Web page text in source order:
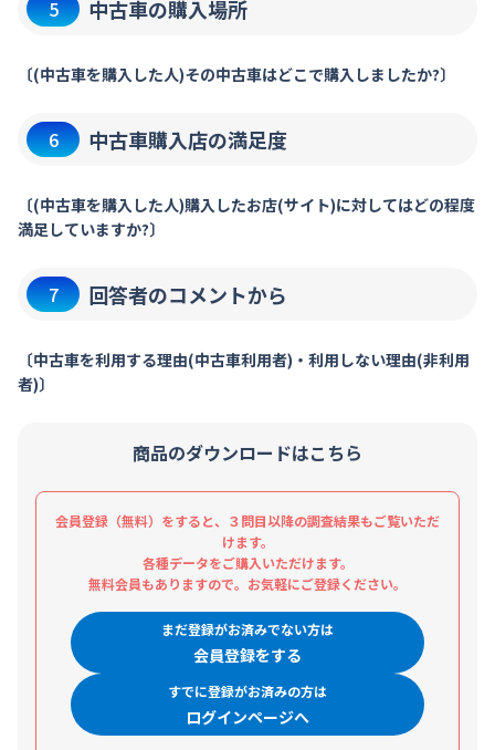
5 中古車の購入場所
〔(中古車を購入した人)その中古車はどこで購入しましたか?〕
6 中古車購入店の満足度
〔(中古車を購入した人)購入したお店(サイト)に対してはどの程度
満足していますか?〕
7 回答者のコメントから
〔中古車を利用する理由(中古車利用者)・利用しない理由(非利用
者)〕
商品のダウンロードはこちら
会員登録（無料）をすると、３問目以降の調査結果もご覧いただ
けます。
各種データをご購入いただけます。
無料会員もありますので。お気軽にご登録ください。
まだ登録がお済みでない方は
会員登録をする
すでに登録がお済みの方は
ログインページへ